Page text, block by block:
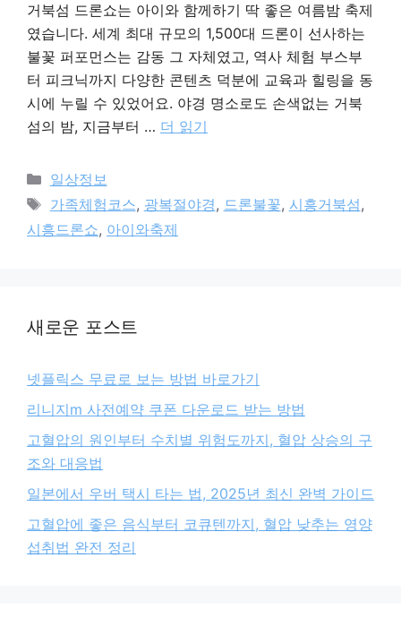
거북섬 드론쇼는 아이와 함께하기 딱 좋은 여름밤 축제
였습니다. 세계 최대 규모의 1,500대 드론이 선사하는
불꽃 퍼포먼스는 감동 그 자체였고, 역사 체험 부스부
터 피크닉까지 다양한 콘텐츠 덕분에 교육과 힐링을 동
시에 누릴 수 있었어요. 야경 명소로도 손색없는 거북
섬의 밤, 지금부터 … 더 읽기
카
테
고
리
일상정보
태
그
가족체험코스, 광복절야경, 드론불꽃, 시흥거북섬,
시흥드론쇼, 아이와축제
새로운 포스트
넷플릭스 무료로 보는 방법 바로가기
리니지m 사전예약 쿠폰 다운로드 받는 방법
고혈압의 원인부터 수치별 위험도까지, 혈압 상승의 구
조와 대응법
일본에서 우버 택시 타는 법, 2025년 최신 완벽 가이드
고혈압에 좋은 음식부터 코큐텐까지, 혈압 낮추는 영양
섭취법 완전 정리